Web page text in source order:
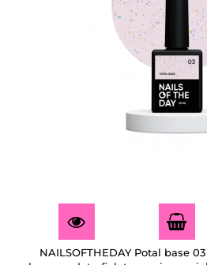
NAILSOFTHEDAY Potal base